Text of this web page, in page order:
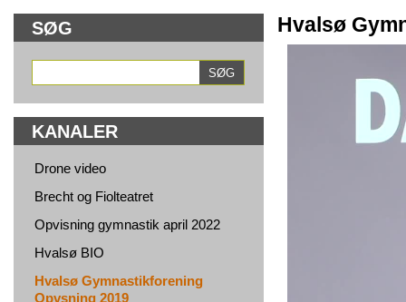
SØG
KANALER
Drone video
Brecht og Fiolteatret
Opvisning gymnastik april 2022
Hvalsø BIO
Hvalsø Gymnastikforening
Opvsning 2019
Hvalsø